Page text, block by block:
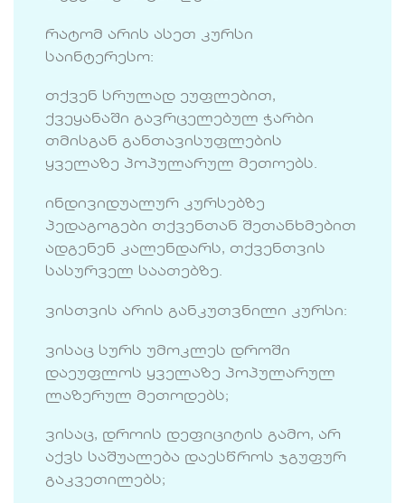
რატომ არის ასეთ კურსი
საინტერესო:
თქვენ სრულად ეუფლებით,
ქვეყანაში გავრცელებულ ჭარბი
თმისგან განთავისუფლების
ყველაზე პოპულარულ მეთოებს.
ინდივიდუალურ კურსებზე
პედაგოგები თქვენთან შეთანხმებით
ადგენენ კალენდარს, თქვენთვის
სასურველ საათებზე.
ვისთვის არის განკუთვნილი კურსი:
ვისაც სურს უმოკლეს დროში
დაეუფლოს ყველაზე პოპულარულ
ლაზერულ მეთოდებს;
ვისაც, დროის დეფიციტის გამო, არ
აქვს საშუალება დაესწროს ჯგუფურ
გაკვეთილებს;